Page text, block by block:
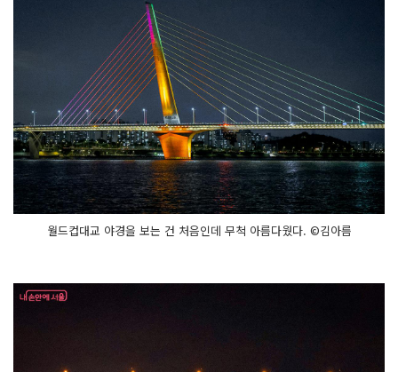
월드컵대교 야경을 보는 건 처음인데 무척 아름다웠다. ©김아름